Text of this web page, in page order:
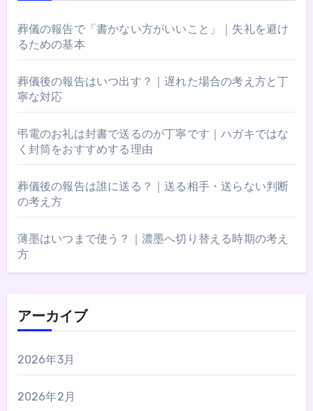
葬儀の報告で「書かない方がいいこと」｜失礼を避け
るための基本
葬儀後の報告はいつ出す？｜遅れた場合の考え方と丁
寧な対応
弔電のお礼は封書で送るのが丁寧です｜ハガキではな
く封筒をおすすめする理由
葬儀後の報告は誰に送る？｜送る相手・送らない判断
の考え方
薄墨はいつまで使う？｜濃墨へ切り替える時期の考え
方
アーカイブ
2026年3月
2026年2月